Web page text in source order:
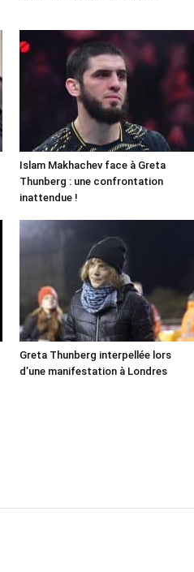
Islam Makhachev face à Greta
Thunberg : une confrontation
inattendue !
Greta Thunberg interpellée lors
d’une manifestation à Londres